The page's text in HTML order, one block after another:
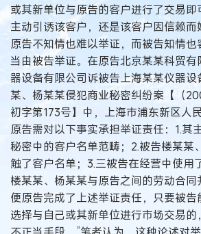
或其新单位与原告的客户进行了交易
主动引诱该客户，还是该客户因信赖而
原告不知情也难以举证，而被告知情
当由被告举证。在原告北京某某科贸
器设备有限公司诉被告上海某某仪器设
某、杨某某侵犯商业秘密纠纷案【（
初字第173号】中，上海市浦东新区人
原告需对以下事实承担举证责任：1.其
秘密中的客户名单范畴；2.被告楼某某
触了客户名单；3.三被告在经营中使用
楼某某、杨某某与原告之间的劳动合
便原告完成了上述举证责任，只要被
选择与自己或其新单位进行市场交易